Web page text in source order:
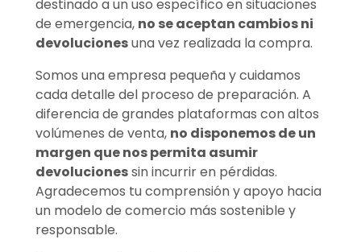
destinado a un uso específico en situaciones
de emergencia, no se aceptan cambios ni
devolucionesuna vez realizada la compra.
Somos una empresa pequeña y cuidamos
cada detalle del proceso de preparación. A
diferencia de grandes plataformas con altos
volúmenes de venta, no disponemos de un
margen que nos permita asumir
devolucionessin incurrir en pérdidas.
Agradecemos tu comprensión y apoyo hacia
un modelo de comercio más sostenible y
responsable.